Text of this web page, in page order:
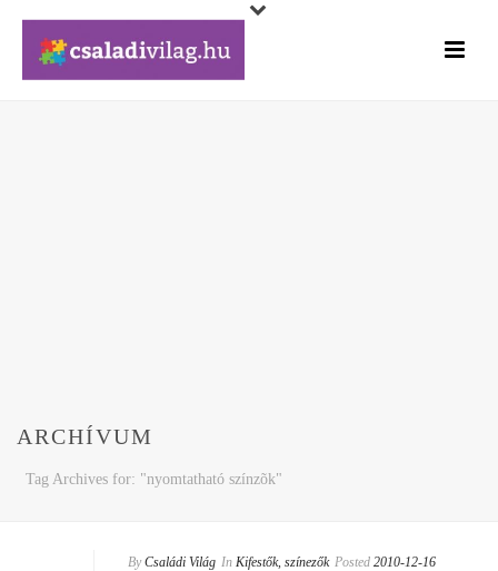
ARCHÍVUM
Tag Archives for: "nyomtatható színzõk"
By Családi Világ In Kifestők, színezők Posted 2010-12-16